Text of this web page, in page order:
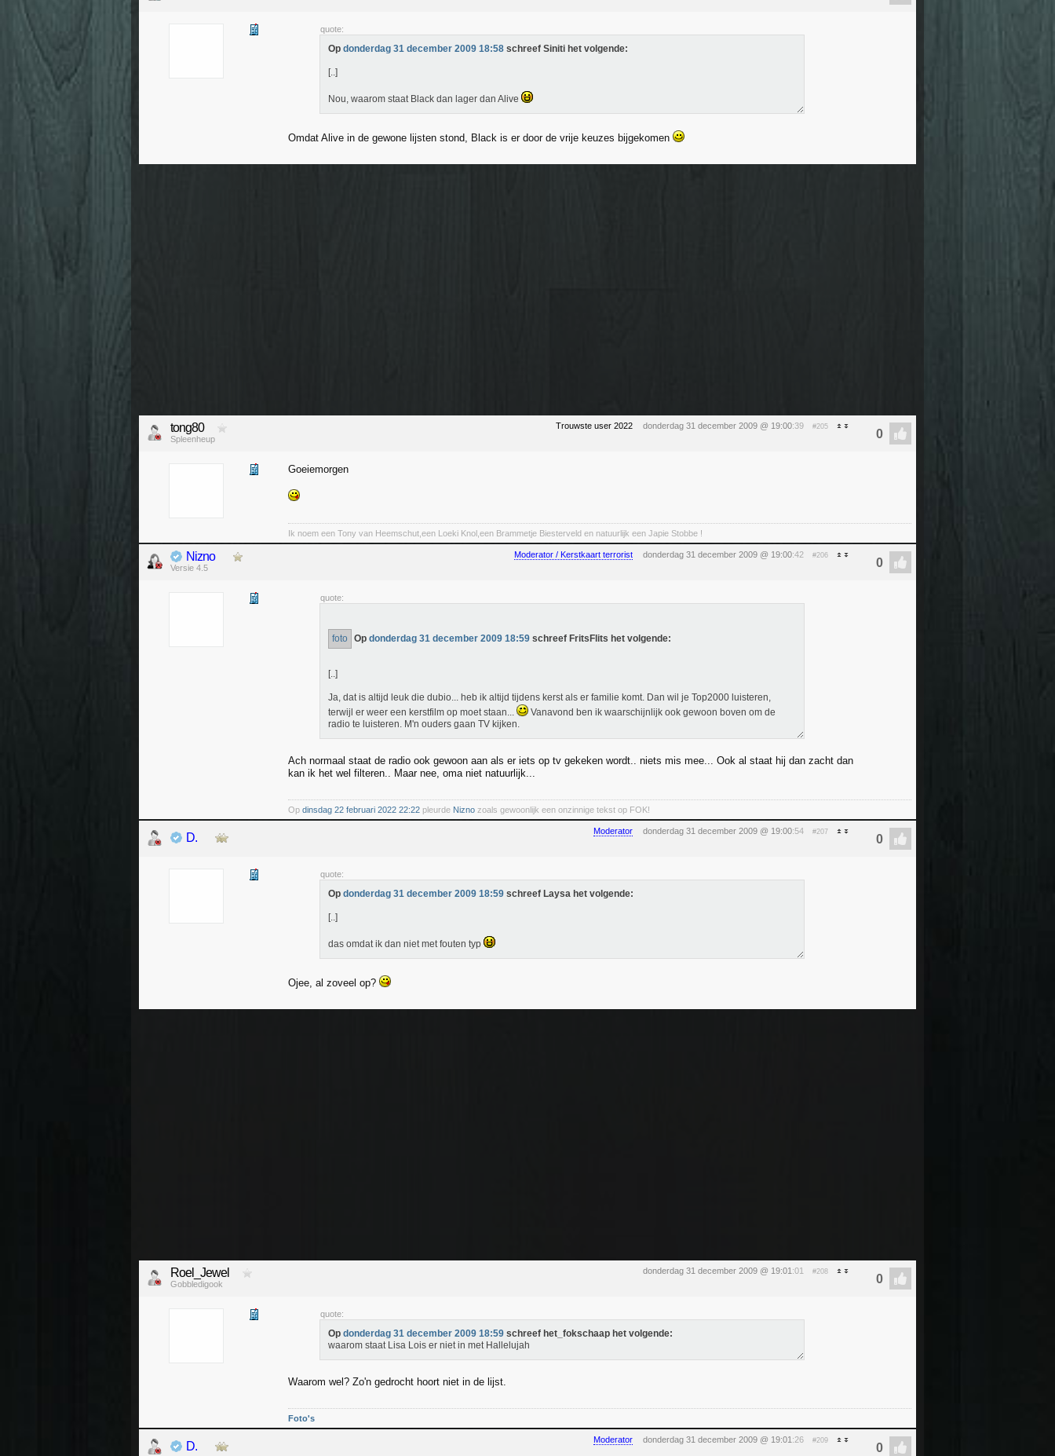
quote:
Op donderdag 31 december 2009 18:58 schreef Siniti het volgende:
[..]
Nou, waarom staat Black dan lager dan Alive
Omdat Alive in de gewone lijsten stond, Black is er door de vrije keuzes bijgekomen
Trouwste user 2022 donderdag 31 december 2009 @ 19:00:39 #205
tong80
Spleenheup
Goeiemorgen
Ik noem een Tony van Heemschut,een Loeki Knol,een Brammetje Biesterveld en natuurlijk een Japie Stobbe !
Moderator / Kerstkaart terrorist donderdag 31 december 2009 @ 19:00:42 #206
Nizno
Versie 4.5
quote:
foto Op donderdag 31 december 2009 18:59 schreef FritsFlits het volgende:
[..]
Ja, dat is altijd leuk die dubio... heb ik altijd tijdens kerst als er familie komt. Dan wil je Top2000 luisteren,
terwijl er weer een kerstfilm op moet staan...
Vanavond ben ik waarschijnlijk ook gewoon boven om de
radio te luisteren. M'n ouders gaan TV kijken.
Ach normaal staat de radio ook gewoon aan als er iets op tv gekeken wordt.. niets mis mee... Ook al staat hij dan zacht dan
kan ik het wel filteren.. Maar nee, oma niet natuurlijk...
Op dinsdag 22 februari 2022 22:22 pleurde Nizno zoals gewoonlijk een onzinnige tekst op FOK!
Moderator donderdag 31 december 2009 @ 19:00:54 #207
D.
quote:
Op donderdag 31 december 2009 18:59 schreef Laysa het volgende:
[..]
das omdat ik dan niet met fouten typ
Ojee, al zoveel op?
donderdag 31 december 2009 @ 19:01 :01 #208
Roel_Jewel
Gobbledigook
quote:
Op donderdag 31 december 2009 18:59 schreef het_fokschaap het volgende:
waarom staat Lisa Lois er niet in met Hallelujah
Waarom wel? Zo'n gedrocht hoort niet in de lijst.
Foto's
Moderator donderdag 31 december 2009 @ 19:01 :26 #209
D.